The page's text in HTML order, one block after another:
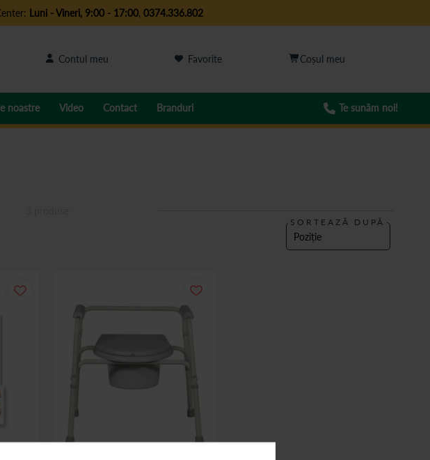
Luni - Vineri, 9:00 - 17:00, 0374.336.802
Contul meu Favorite
noastre Video Contact Branduri Te sunăm noi!
SORTEAZĂ DUPĂ